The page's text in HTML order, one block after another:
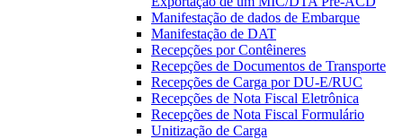
Manifestação de dados de Embarque
Manifestação de DAT
Recepções por Contêineres
Recepções de Documentos de Transporte
Recepções de Carga por DU-E/RUC
Recepções de Nota Fiscal Eletrônica
Recepções de Nota Fiscal Formulário
Unitização de Carga